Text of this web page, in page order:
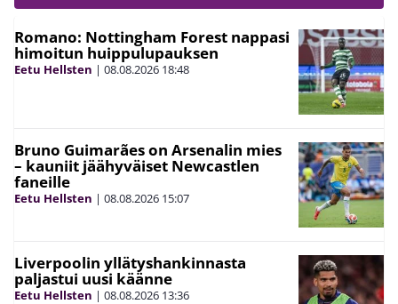
Romano: Nottingham Forest nappasi
himoitun huippulupauksen
Eetu Hellsten | 08.08.2026 18:48
Bruno Guimarães on Arsenalin mies
– kauniit jäähyväiset Newcastlen
faneille
Eetu Hellsten | 08.08.2026 15:07
Liverpoolin yllätyshankinnasta
paljastui uusi käänne
Eetu Hellsten | 08.08.2026 13:36